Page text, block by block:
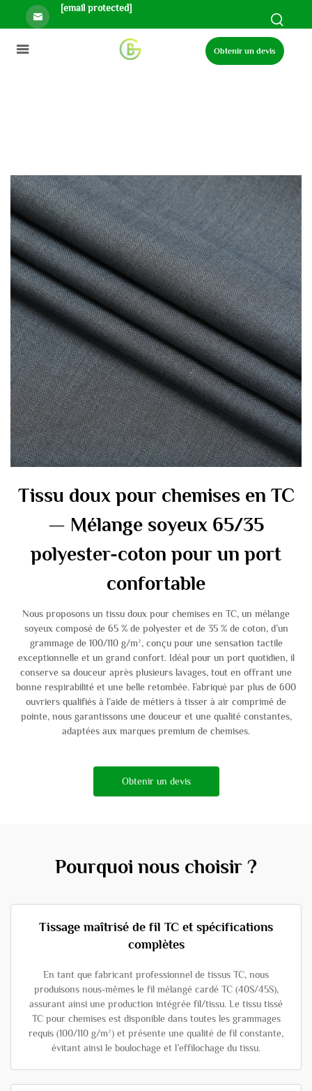
[email protected]
Obtenir un devis
Tissu doux pour chemises en TC
— Mélange soyeux 65/35
polyester-coton pour un port
confortable
Nous proposons un tissu doux pour chemises en TC, un mélange
soyeux composé de 65 % de polyester et de 35 % de coton, d’un
grammage de 100/110 g/m², conçu pour une sensation tactile
exceptionnelle et un grand confort. Idéal pour un port quotidien, il
conserve sa douceur après plusieurs lavages, tout en offrant une
bonne respirabilité et une belle retombée. Fabriqué par plus de 600
ouvriers qualifiés à l’aide de métiers à tisser à air comprimé de
pointe, nous garantissons une douceur et une qualité constantes,
adaptées aux marques premium de chemises.
Obtenir un devis
Pourquoi nous choisir ?
Tissage maîtrisé de fil TC et spécifications
complètes
En tant que fabricant professionnel de tissus TC, nous
produisons nous-mêmes le fil mélangé cardé TC (40S/45S),
assurant ainsi une production intégrée fil/tissu. Le tissu tissé
TC pour chemises est disponible dans toutes les grammages
requis (100/110 g/m²) et présente une qualité de fil constante,
évitant ainsi le boulochage et l’effilochage du tissu.